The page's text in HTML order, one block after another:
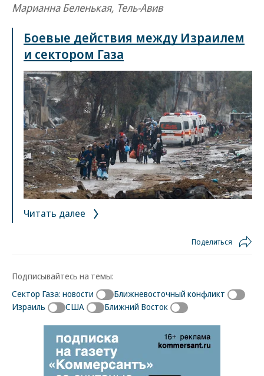
Марианна Беленькая, Тель-Авив
Боевые действия между Израилем
и сектором Газа
Читать далее
Поделиться
Подписывайтесь на темы:
Сектор Газа: новости
Ближневосточный конфликт
Израиль
США Ближний Восток